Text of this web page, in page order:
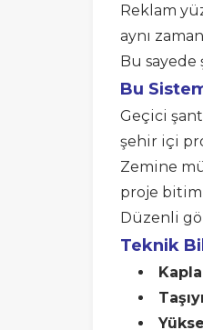
Reklam
aynı
Bu
Bu
Geçici
şehir içi
Zemine
proje
Düzenli
Teknik